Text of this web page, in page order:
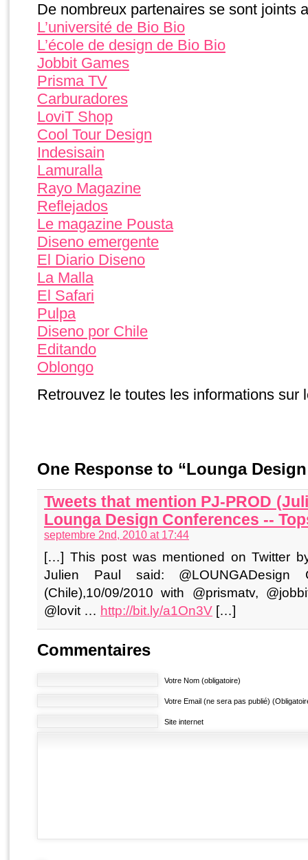
De nombreux partenaires se sont joints
L’université de Bio Bio
L’école de design de Bio Bio
Jobbit Games
Prisma TV
Carburadores
LoviT Shop
Cool Tour Design
Indesisain
Lamuralla
Rayo Magazine
Reflejados
Le magazine Pousta
Diseno emergente
El Diario Diseno
La Malla
El Safari
Pulpa
Diseno por Chile
Editando
Oblongo
Retrouvez le toutes les informations
One Response to “Lounga
Tweets that mention PJ-PROD
Lounga Design Conferences --
septembre 2nd, 2010 at 17:44
[…] This post was mentioned on Twitter
Julien Paul said: @LOUNGADesign
(Chile),10/09/2010 with @prismatv,
@lovit … http://bit.ly/a1On3V […]
Commentaires
Votre Nom (obligatoire)
Votre Email (ne sera pas publié)
Site internet